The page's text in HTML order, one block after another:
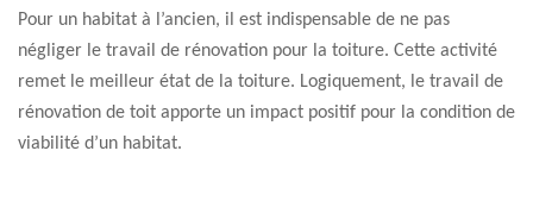
Pour un habitat à l’ancien, il est indispensable de ne pas
négliger le travail de rénovation pour la toiture. Cette activité
remet le meilleur état de la toiture. Logiquement, le travail de
rénovation de toit apporte un impact positif pour la condition de
viabilité d’un habitat.